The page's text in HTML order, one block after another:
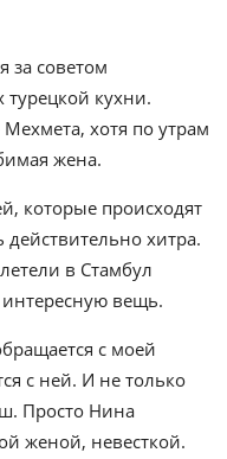
за советом
турецкой кухни.
хотя по утрам
жена.
которые происходят
хитра.
в Стамбул
интересную вещь.
с моей
с ней. И не только
Просто Нина
женой, невесткой.